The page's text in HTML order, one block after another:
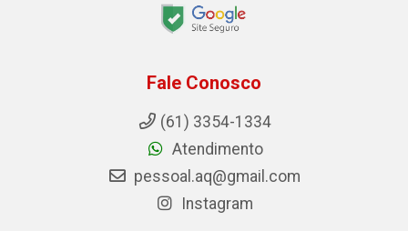
Fale Conosco
(61) 3354-1334
Atendimento
pessoal.aq@gmail.com
Instagram